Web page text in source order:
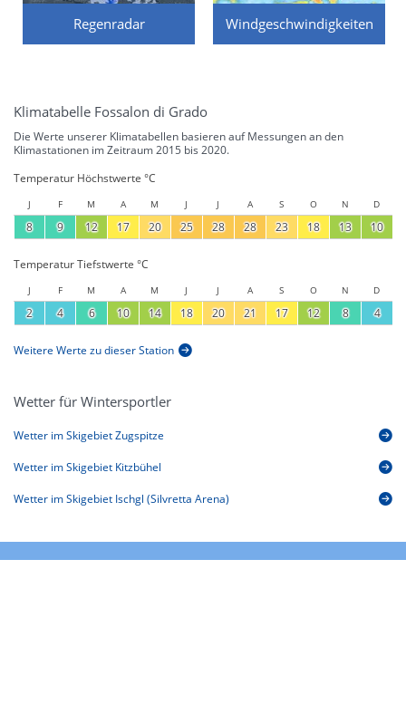
Regenradar Windgeschwindigkeiten
Klimatabelle Fossalon di Grado
Die Werte unserer Klimatabellen basieren auf Messungen an den
Klimastationen im Zeitraum 2015 bis 2020.
Temperatur Höchstwerte °C
J F M A M J J A S O N D
8 9 12 17 20 25 28 28 23 18 13 10
Temperatur Tiefstwerte °C
J F M A M J J A S O N D
2 4 6 10 14 18 20 21 17 12 8 4
Weitere Werte zu dieser Station
Wetter für Wintersportler
Wetter im Skigebiet Zugspitze
Wetter im Skigebiet Kitzbühel
Wetter im Skigebiet Ischgl (Silvretta Arena)